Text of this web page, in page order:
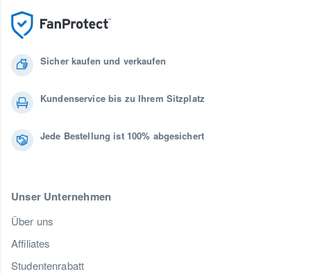
Sicher kaufen und verkaufen
Kundenservice bis zu Ihrem Sitzplatz
Jede Bestellung ist 100% abgesichert
Unser Unternehmen
Über uns
Affiliates
Studentenrabatt